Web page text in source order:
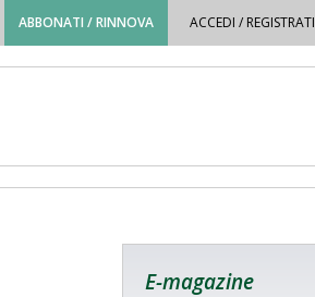
ABBONATI / RINNOVA ACCEDI / REGISTRATI
E-magazine